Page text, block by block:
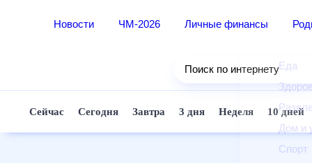
Новости ЧМ-2026 Личные финансы
Еда
Дом
Спорт
Поиск по интернету
Сейчас Сегодня Завтра 3 дня Неделя 10